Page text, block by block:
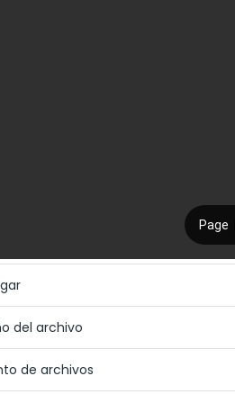
del archivo
de archivos